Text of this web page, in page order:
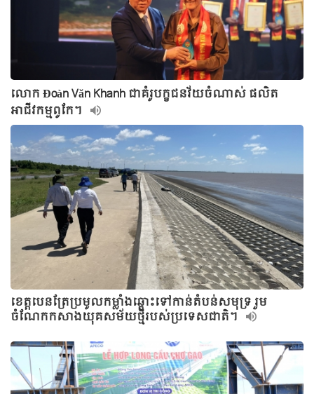
លោក Đoàn Văn Khanh ជាគំរូបក្ខជនវ័យចំណាស់ ផលិត
អាជីវកម្មពូកែ។
ខេត្តបេនត្រែប្រមូលកម្លាំងឆ្ពោះទៅកាន់តំបន់សមុទ្រ រួម
ចំណែកកសាងយុគសម័យថ្មីរបស់ប្រទេសជាតិ។